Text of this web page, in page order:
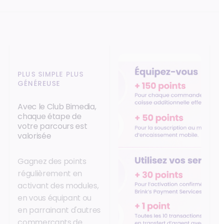
PLUS SIMPLE PLUS
GÉNÉREUSE
Avec le Club Bimedia,
chaque étape de
votre parcours est
valorisée
Gagnez des points
régulièrement en
activant des modules,
en vous équipant ou
en parrainant d'autres